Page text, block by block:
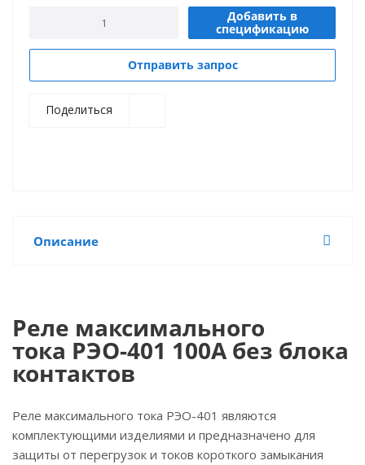
Добавить в
спецификацию
Отправить запрос
Поделиться
Описание
Реле максимального
тока РЭО-401 100А без блока
контактов
Реле максимального тока РЭО-401 являются
комплектующими изделиями и предназначено для
защиты от перегрузок и токов короткого замыкания